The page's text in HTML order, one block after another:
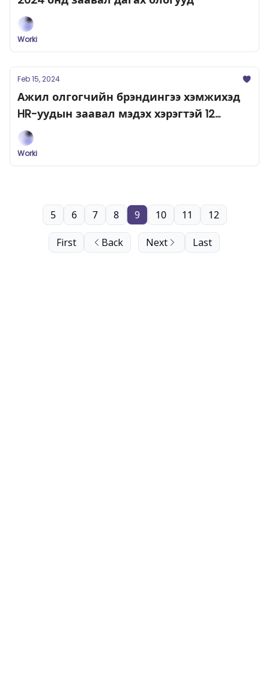
Worki
Feb 15, 2024
Ажил олгогчийн брэндингээ хэмжихэд
HR-уудын заавал мэдэх хэрэгтэй 12
хэмжүүр үзүүлэлт
Worki
First Back
5 6 7 8 9 10 11 12
Next Last